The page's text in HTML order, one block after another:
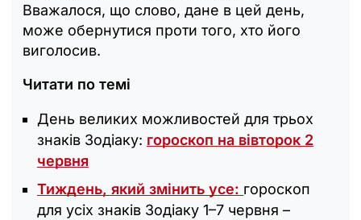
Вважалося, що слово, дане в цей день,
може обернутися проти того, хто його
виголосив.
Читати по темі
День великих можливостей для трьох
знаків Зодіаку: гороскоп на вівторок 2
червня
Тиждень, який змінить усе: гороскоп
для усіх знаків Зодіаку 1–7 червня –